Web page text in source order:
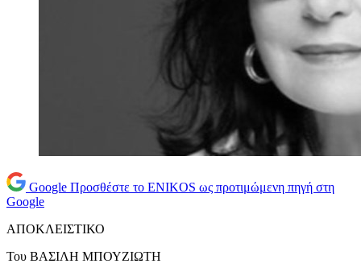
Google Προσθέστε το ENIKOS ως προτιμώμενη πηγή στη
Google
ΑΠΟΚΛΕΙΣΤΙΚΟ
Του ΒΑΣΙΛΗ ΜΠΟΥΖΙΩΤΗ